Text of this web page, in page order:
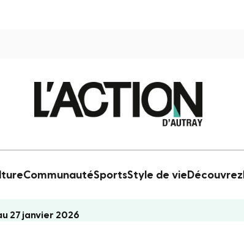
CommunautéSportsStyle de vie Découvrez
27 janvier 2026